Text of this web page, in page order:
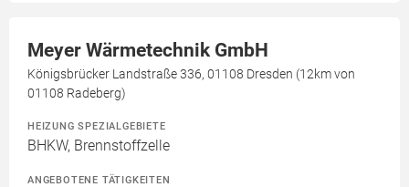
Meyer Wärmetechnik GmbH
Königsbrücker Landstraße 336, 01108 Dresden (12km von
01108 Radeberg)
HEIZUNG SPEZIALGEBIETE
BHKW, Brennstoffzelle
ANGEBOTENE TÄTIGKEITEN